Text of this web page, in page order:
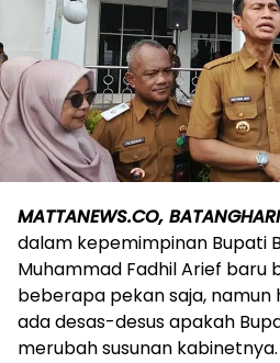
MATTANEWS.CO, BATANGHARI
dalam kepemimpinan Bupati
Muhammad Fadhil Arief baru
beberapa pekan saja, namun
ada desas-desus apakah
merubah susunan kabinetnya.